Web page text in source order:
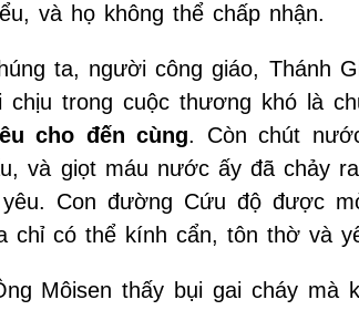
và họ không thể chấp nhận.
ta, người công giáo, Thánh
chịu trong cuộc thương khó là
cho đến cùng. Còn chút
và giọt máu nước ấy đã chảy
Con đường Cứu độ được
chỉ có thể kính cẩn, tôn thờ và
Môisen thấy bụi gai cháy mà